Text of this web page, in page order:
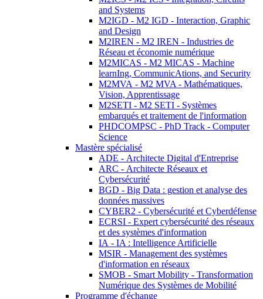
and Systems
M2IGD - M2 IGD - Interaction, Graphic
and Design
M2IREN - M2 IREN - Industries de
Réseau et économie numérique
M2MICAS - M2 MICAS - Machine
learnIng, CommunicAtions, and Security
M2MVA - M2 MVA - Mathématiques,
Vision, Apprentissage
M2SETI - M2 SETI - Systèmes
embarqués et traitement de l'information
PHDCOMPSC - PhD Track - Computer
Science
Mastère spécialisé
ADE - Architecte Digital d'Entreprise
ARC - Architecte Réseaux et
Cybersécurité
BGD - Big Data : gestion et analyse des
données massives
CYBER2 - Cybersécurité et Cyberdéfense
ECRSI - Expert cybersécurité des réseaux
et des systèmes d'information
IA - IA : Intelligence Artificielle
MSIR - Management des systèmes
d'information en réseaux
SMOB - Smart Mobility - Transformation
Numérique des Systèmes de Mobilité
Programme d'échange